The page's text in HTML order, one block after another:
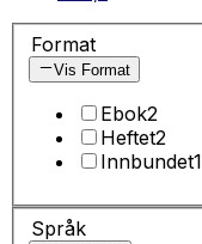
Format
Vis Format
Ebok2
Heftet2
Innbundet1
Språk